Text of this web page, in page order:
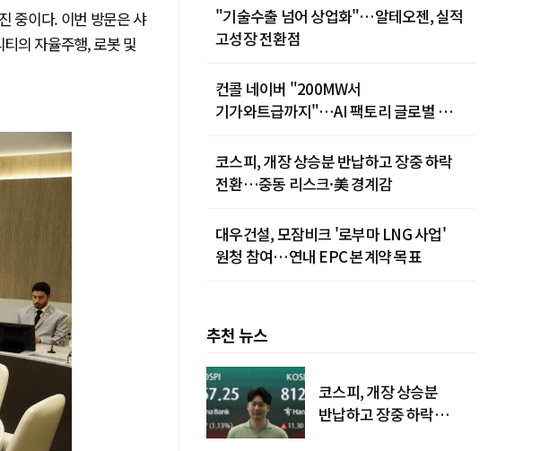
중이다. 이번 방문은 샤
의 자율주행, 로봇 및
"기술수출 넘어 상업화"…알테오젠, 실적
고성장 전환점
컨콜 네이버 "200MW서
기가와트급까지"…AI 팩토리 글로벌 확장
코스피, 개장 상승분 반납하고 장중 하락
전환…중동 리스크·美 경계감
대우건설, 모잠비크 '로부마 LNG 사업'
원청 참여…연내 EPC 본계약 목표
추천 뉴스
코스피, 개장 상승분
반납하고 장중 하락